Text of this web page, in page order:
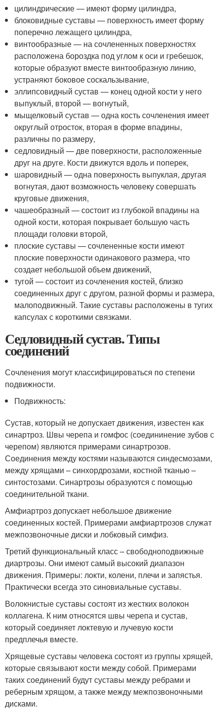
цилиндрические — имеют форму цилиндра,
блоковидные суставы — поверхность имеет форму
поперечно лежащего цилиндра,
винтообразные — на сочлененных поверхностях
расположена бороздка под углом к оси и гребешок,
которые образуют вместе винтообразную линию,
устраняют боковое соскальзывание,
эллипсовидный сустав — конец одной кости у него
выпуклый, второй — вогнутый,
мыщелковый сустав — одна кость сочленения имеет
округлый отросток, вторая в форме впадины,
различны по размеру,
седловидный — две поверхности, расположенные
друг на друге. Кости движутся вдоль и поперек,
шаровидный — одна поверхность выпуклая, другая
вогнутая, дают возможность человеку совершать
круговые движения,
чашеобразный — состоит из глубокой впадины на
одной кости, которая покрывает большую часть
площади головки второй,
плоские суставы — сочлененные кости имеют
плоские поверхности одинакового размера, что
создает небольшой объем движений,
тугой — состоит из сочленения костей, близко
соединенных друг с другом, разной формы и размера,
малоподвижный. Такие суставы расположены в тугих
капсулах с короткими связками.
Седловидный сустав. Типы
соединений
Сочленения могут классифицироваться по степени
подвижности.
Подвижность:
Сустав, который не допускает движения, известен как
синартроз. Швы черепа и гомфос (соедининение зубов с
черепом) являются примерами синартрозов.
Соединения между костями называются синдесмозами,
между хрящами – синхордрозами, костной тканью –
синтостозами. Синартрозы образуются с помощью
соединительной ткани.
Амфиартроз допускает небольшое движение
соединенных костей. Примерами амфиартрозов служат
межпозвоночные диски и лобковый симфиз.
Третий функциональный класс – свободноподвижные
диартрозы. Они имеют самый высокий диапазон
движения. Примеры: локти, колени, плечи и запястья.
Практически всегда это синовиальные суставы.
Волокнистые суставы состоят из жестких волокон
коллагена. К ним относятся швы черепа и сустав,
который соединяет локтевую и лучевую кости
предплечья вместе.
Хрящевые суставы человека состоят из группы хрящей,
которые связывают кости между собой. Примерами
таких соединений будут суставы между ребрами и
реберным хрящом, а также между межпозвоночными
дисками.